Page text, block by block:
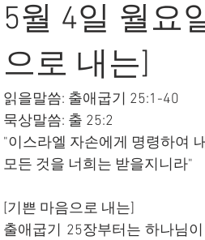
5월 4일 월요
으로 내는]
읽을말씀: 출애굽기 25:1-40
묵상말씀: 출 25:2
"이스라엘 자손에게 명령하여
모든 것을 너희는 받을지니라"
[기쁜 마음으로 내는]
출애굽기 25장부터는 하나님